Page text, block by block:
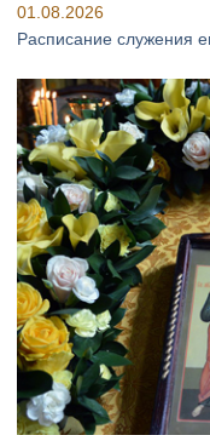
01.08.2026
Расписание служения